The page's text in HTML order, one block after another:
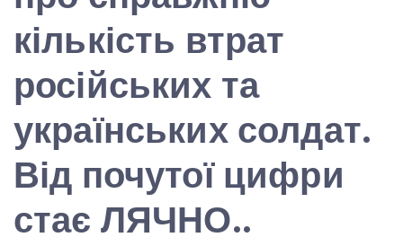
кількість втрат
російських та
українських солдат.
Від почутої цифри
стає ЛЯЧНО..